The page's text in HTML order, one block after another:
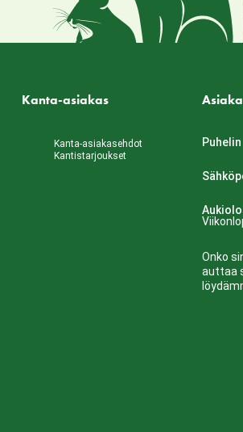
Kanta-asiakas
Kanta-asiakasehdot
Kantistarjoukset
Puhelin
Onko
auttaa